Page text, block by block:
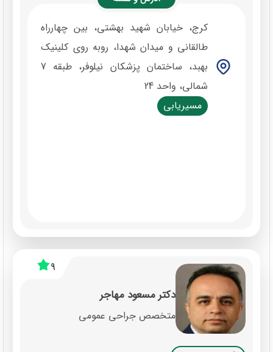
کرج، خیابان شهید بهشتی، بین چهارراه
طالقانی و میدان شهدا، روبه روی کلینیک
بهبد، ساختمان پزشکان نیلوفر، طبقه 7
شمالی، واحد 24
مسیریابی
9
دکتر مسعود مهاجر
متخصص جراحی عمومی